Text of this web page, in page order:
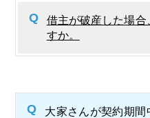
Q
借主が破産した場合
すか。
Q
大家さんが契約期